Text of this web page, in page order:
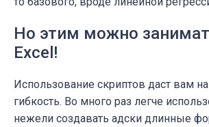
Но этим можно
Excel!
Использование скриптов даст вам
гибкость. Во много раз легче
нежели создавать адски длинные